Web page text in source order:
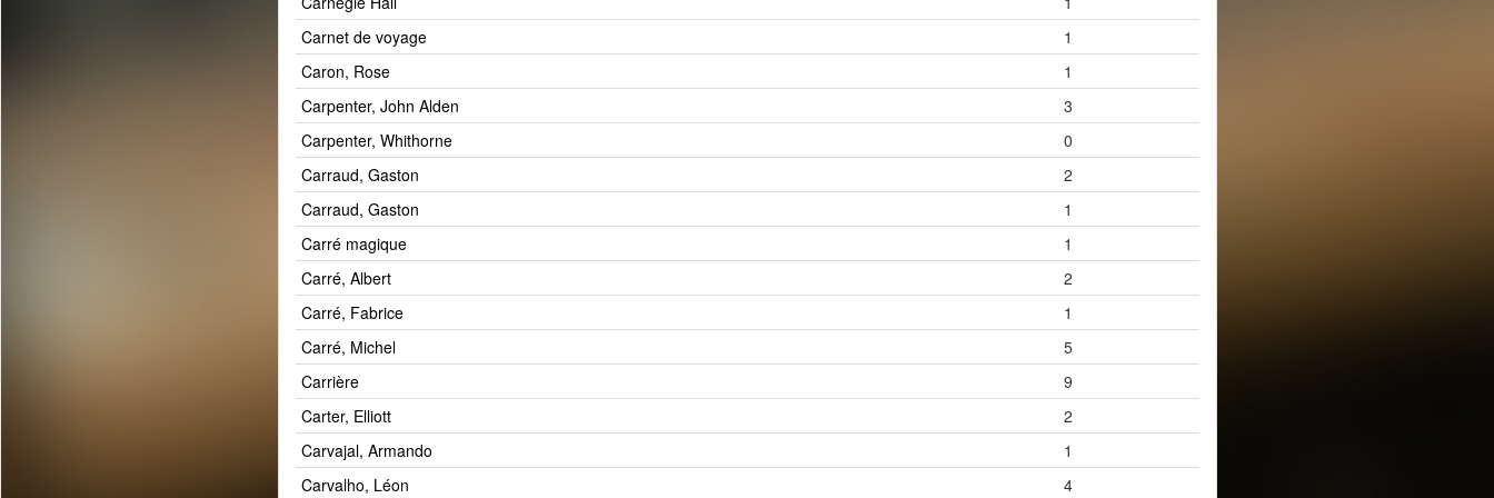
Carnet de voyage
1
Caron, Rose
1
Carpenter, John Alden
3
Carpenter, Whithorne
0
Carraud, Gaston
2
Carraud, Gaston
1
Carré magique
1
Carré, Albert
2
Carré, Fabrice
1
Carré, Michel
5
Carrière
9
Carter, Elliott
2
Carvajal, Armando
1
Carvalho, Léon
4